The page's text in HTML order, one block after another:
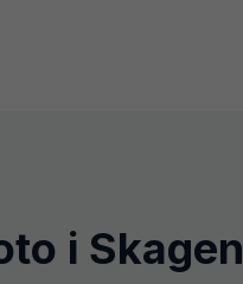
i Skagen